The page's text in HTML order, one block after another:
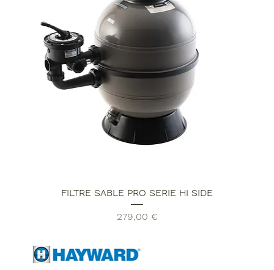
FILTRE SABLE PRO SERIE HI SIDE
Prix
279,00 €